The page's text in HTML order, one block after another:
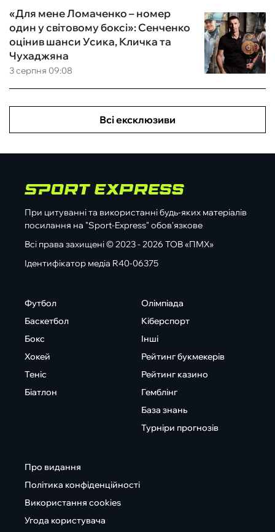
3 серпня 09:08
«Для мене Ломаченко – номер
один у світовому боксі»: Сенченко
оцінив шанси Усика, Кличка та
Чухаджяна
Всі ексклюзиви
При цитуванні та використанні будь-яких матеріалів
посилання на "Sport-Express" обов'язкове
Всі права захищені © 2023 - 2026 ТОВ «ПМХ»
Ідентифікатор медіа R40-06375
Футбол
Баскетбол
Бокс
Хокей
Теніс
Біатлон
Олімпіада
Кіберспорт
Інші
Рейтинг букмекерів
Рейтинг казино
Гемблінг
База знань
Турніри прогнозів
Про видання
Політика конфіденційності
Використання cookies
Угода користувача